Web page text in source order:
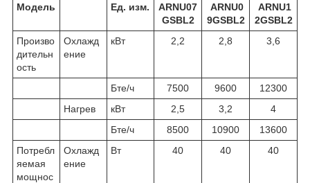
Модель Ед. изм.
ARNU07
GSBL2
ARNU0
9GSBL2
ARNU1
2GSBL2
Произво
дительн
ость
Охлажд
ение
кВт 2,2 2,8 3,6
Бте/ч 7500 9600
12300
Нагрев
кВт 2,5 3,2
4
Бте/ч
8500 10900
13600
Потребл
яемая
мощнос
Охлажд
ение
Вт 40 40 40